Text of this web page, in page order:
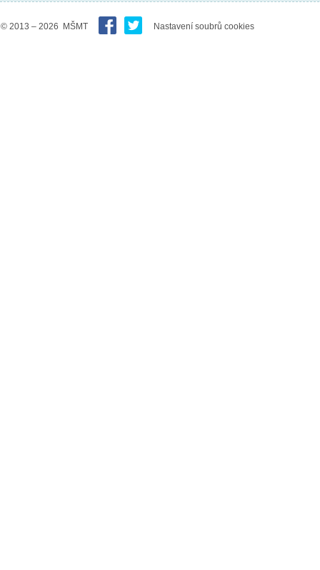
© 2013 – 2026 MŠMT Nastavení soubrů cookies